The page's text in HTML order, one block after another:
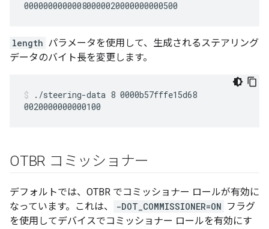
length パラメータを使用して、生成されるステアリング
データのバイト長を変更します。
./steering-data 8 0000b57fffe15d68
OTBR コミッショナー
デフォルトでは、OTBR でコミッショナー ロールが有効に
なっています。これは、
-DOT_COMMISSIONER=ON フラグ
を使用してデバイスでコミッショナー ロールを有効にす